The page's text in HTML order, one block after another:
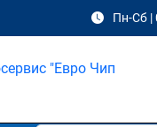
Пн-Сб |